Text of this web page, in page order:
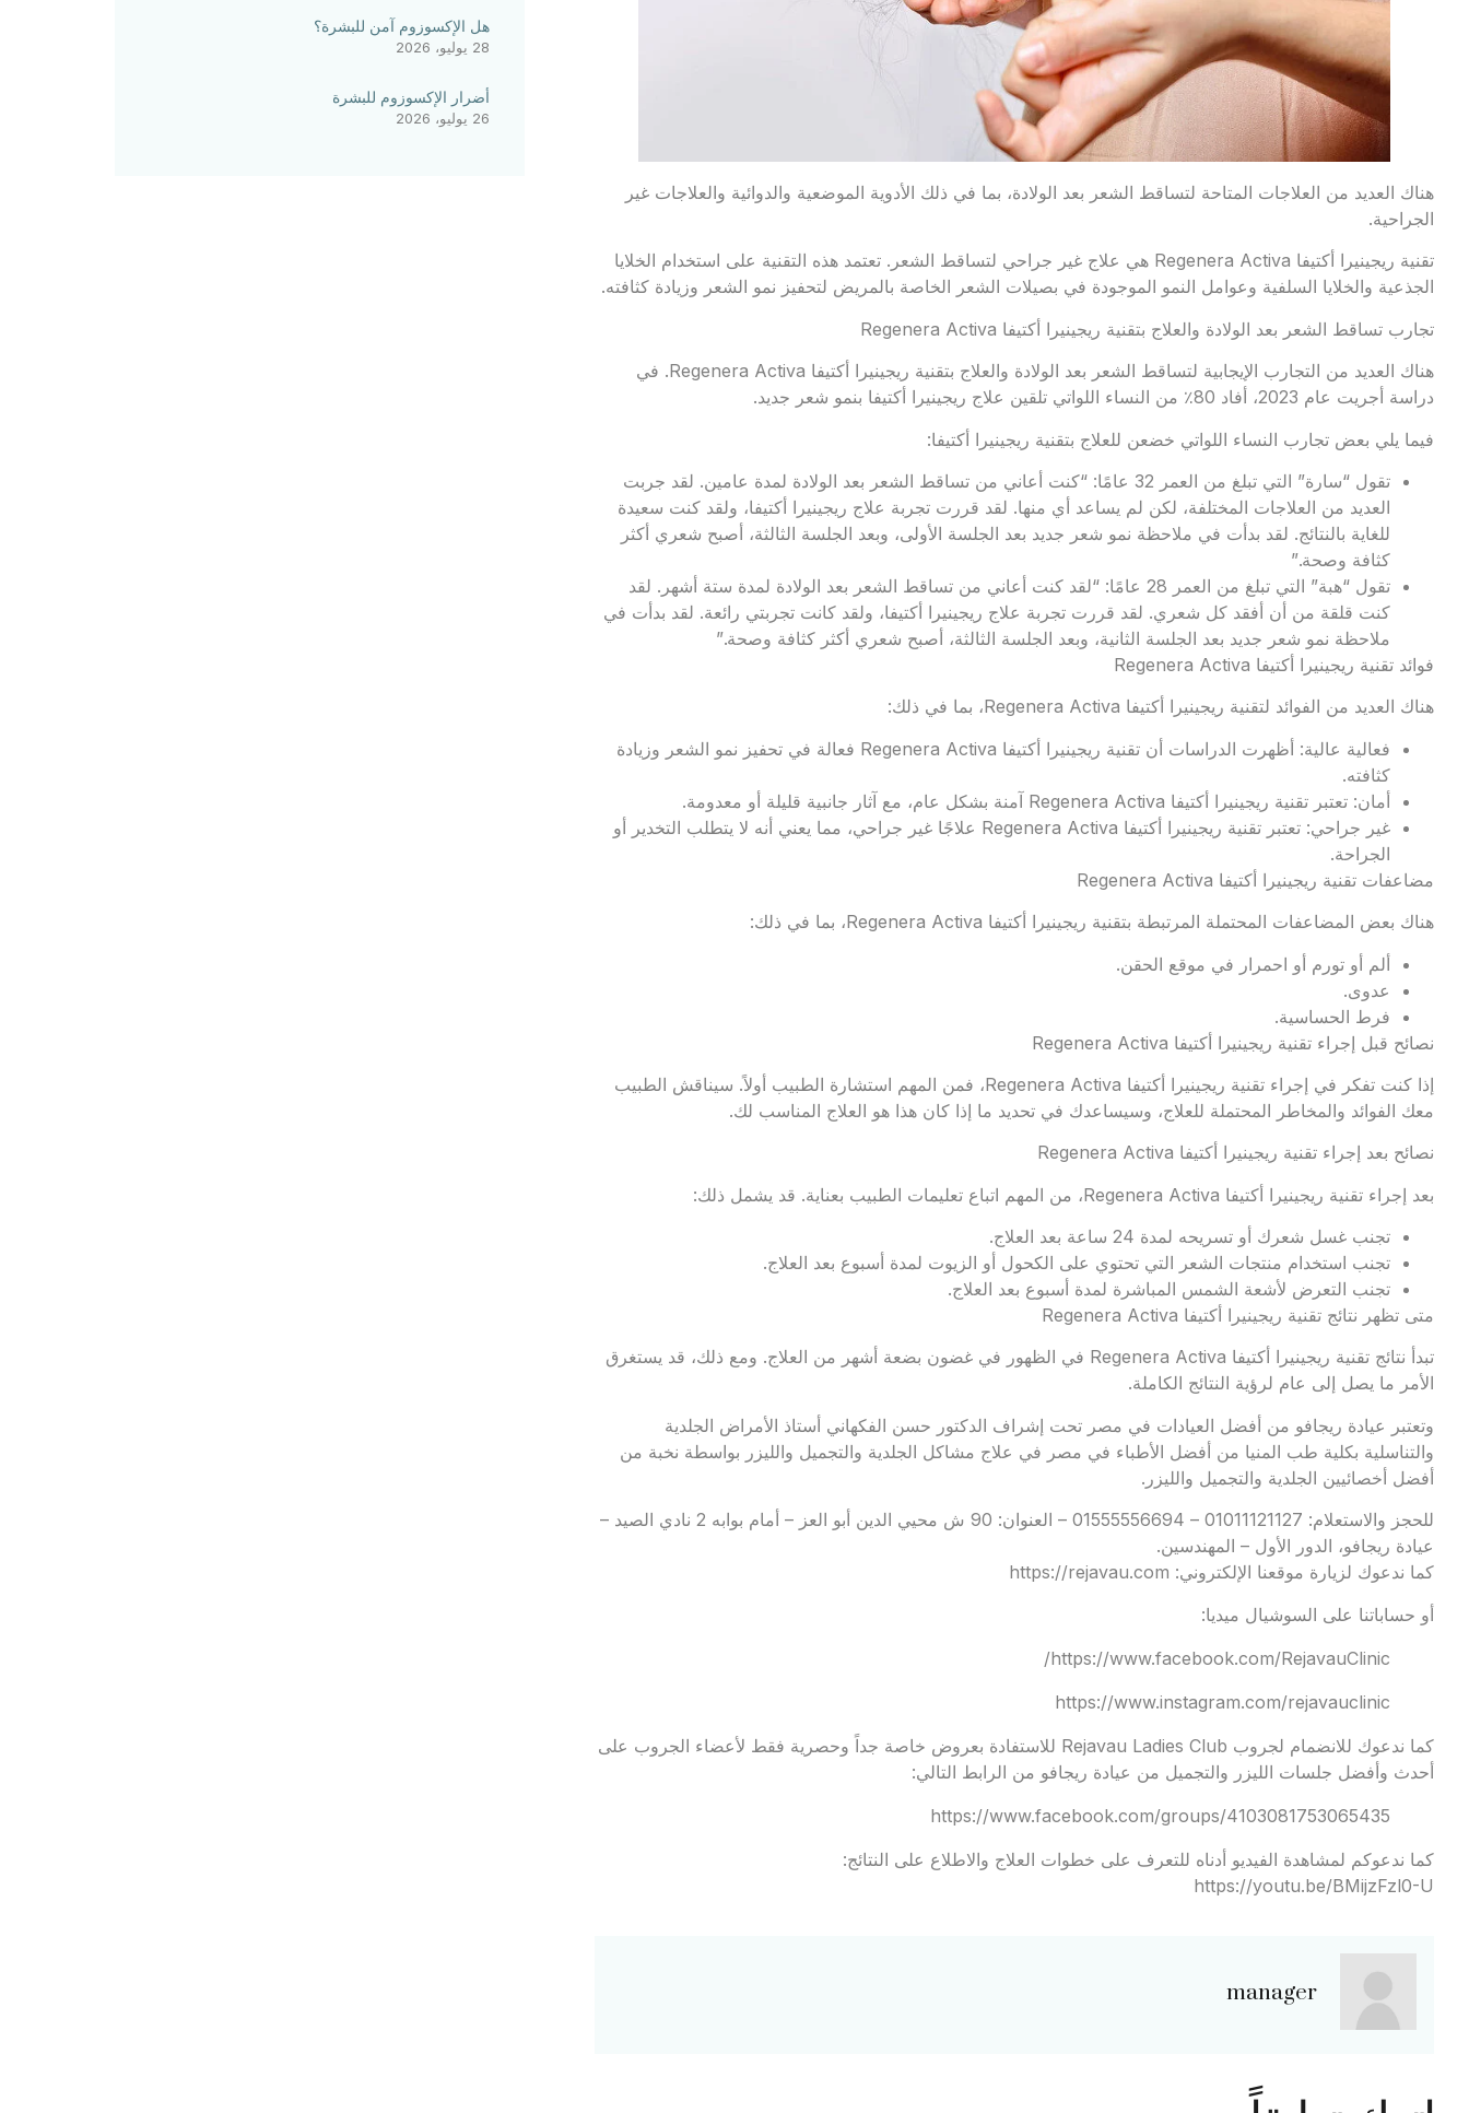
هناك العديد من العلاجات المتاحة لتساقط الشعر بعد الولادة، بما في ذلك الأدوية الموضعية والدوائية والعلاجات غير
الجراحية.
تقنية ريجينيرا أكتيفا Regenera Activa هي علاج غير جراحي لتساقط الشعر. تعتمد هذه التقنية على استخدام الخلايا
الجذعية والخلايا السلفية وعوامل النمو الموجودة في بصيلات الشعر الخاصة بالمريض لتحفيز نمو الشعر وزيادة كثافته.
تجارب تساقط الشعر بعد الولادة والعلاج بتقنية ريجينيرا أكتيفا Regenera Activa
هناك العديد من التجارب الإيجابية لتساقط الشعر بعد الولادة والعلاج بتقنية ريجينيرا أكتيفا Regenera Activa. في
دراسة أجريت عام 2023، أفاد 80٪ من النساء اللواتي تلقين علاج ريجينيرا أكتيفا بنمو شعر جديد.
فيما يلي بعض تجارب النساء اللواتي خضعن للعلاج بتقنية ريجينيرا أكتيفا:
تقول “سارة” التي تبلغ من العمر 32 عامًا: “كنت أعاني من تساقط الشعر بعد الولادة لمدة عامين. لقد جربت
العديد من العلاجات المختلفة، لكن لم يساعد أي منها. لقد قررت تجربة علاج ريجينيرا أكتيفا، ولقد كنت سعيدة
للغاية بالنتائج. لقد بدأت في ملاحظة نمو شعر جديد بعد الجلسة الأولى، وبعد الجلسة الثالثة، أصبح شعري أكثر
كثافة وصحة.”
تقول “هبة” التي تبلغ من العمر 28 عامًا: “لقد كنت أعاني من تساقط الشعر بعد الولادة لمدة ستة أشهر. لقد
كنت قلقة من أن أفقد كل شعري. لقد قررت تجربة علاج ريجينيرا أكتيفا، ولقد كانت تجربتي رائعة. لقد بدأت في
ملاحظة نمو شعر جديد بعد الجلسة الثانية، وبعد الجلسة الثالثة، أصبح شعري أكثر كثافة وصحة.”
فوائد تقنية ريجينيرا أكتيفا Regenera Activa
هناك العديد من الفوائد لتقنية ريجينيرا أكتيفا Regenera Activa، بما في ذلك:
فعالية عالية: أظهرت الدراسات أن تقنية ريجينيرا أكتيفا Regenera Activa فعالة في تحفيز نمو الشعر وزيادة
كثافته.
أمان: تعتبر تقنية ريجينيرا أكتيفا Regenera Activa آمنة بشكل عام، مع آثار جانبية قليلة أو معدومة.
غير جراحي: تعتبر تقنية ريجينيرا أكتيفا Regenera Activa علاجًا غير جراحي، مما يعني أنه لا يتطلب التخدير أو
الجراحة.
مضاعفات تقنية ريجينيرا أكتيفا Regenera Activa
هناك بعض المضاعفات المحتملة المرتبطة بتقنية ريجينيرا أكتيفا Regenera Activa، بما في ذلك:
ألم أو تورم أو احمرار في موقع الحقن.
عدوى.
فرط الحساسية.
نصائح قبل إجراء تقنية ريجينيرا أكتيفا Regenera Activa
إذا كنت تفكر في إجراء تقنية ريجينيرا أكتيفا Regenera Activa، فمن المهم استشارة الطبيب أولاً. سيناقش الطبيب
معك الفوائد والمخاطر المحتملة للعلاج، وسيساعدك في تحديد ما إذا كان هذا هو العلاج المناسب لك.
نصائح بعد إجراء تقنية ريجينيرا أكتيفا Regenera Activa
بعد إجراء تقنية ريجينيرا أكتيفا Regenera Activa، من المهم اتباع تعليمات الطبيب بعناية. قد يشمل ذلك:
تجنب غسل شعرك أو تسريحه لمدة 24 ساعة بعد العلاج.
تجنب استخدام منتجات الشعر التي تحتوي على الكحول أو الزيوت لمدة أسبوع بعد العلاج.
تجنب التعرض لأشعة الشمس المباشرة لمدة أسبوع بعد العلاج.
متى تظهر نتائج تقنية ريجينيرا أكتيفا Regenera Activa
تبدأ نتائج تقنية ريجينيرا أكتيفا Regenera Activa في الظهور في غضون بضعة أشهر من العلاج. ومع ذلك، قد يستغرق
الأمر ما يصل إلى عام لرؤية النتائج الكاملة.
وتعتبر عيادة ريجافو من أفضل العيادات في مصر تحت إشراف الدكتور حسن الفكهاني أستاذ الأمراض الجلدية
والتناسلية بكلية طب المنيا من أفضل الأطباء في مصر في علاج مشاكل الجلدية والتجميل والليزر بواسطة نخبة من
أفضل أخصائيين الجلدية والتجميل والليزر.
للحجز والاستعلام: 01011121127 – 01555556694 – العنوان: 90 ش محيي الدين أبو العز – أمام بوابه 2 نادي الصيد –
عيادة ريجافو، الدور الأول – المهندسين.
كما ندعوك لزيارة موقعنا الإلكتروني: https://rejavau.com
أو حساباتنا على السوشيال ميديا:
https://www.facebook.com/RejavauClinic/
https://www.instagram.com/rejavauclinic
كما ندعوك للانضمام لجروب Rejavau Ladies Club للاستفادة بعروض خاصة جداً وحصرية فقط لأعضاء الجروب على
أحدث وأفضل جلسات الليزر والتجميل من عيادة ريجافو من الرابط التالي:
https://www.facebook.com/groups/4103081753065435
كما ندعوكم لمشاهدة الفيديو أدناه للتعرف على خطوات العلاج والاطلاع على النتائج:
https://youtu.be/BMijzFzl0-U
manager
هل الإكسوزوم آمن للبشرة؟
28 يوليو، 2026
أضرار الإكسوزوم للبشرة
26 يوليو، 2026